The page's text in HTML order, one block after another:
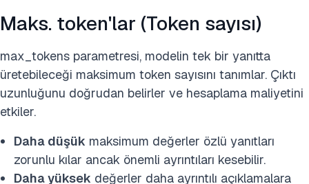
Maks. token'lar (Token sayısı)
max_tokens parametresi, modelin tek bir yanıtta
üretebileceği maksimum token sayısını tanımlar. Çıktı
uzunluğunu doğrudan belirler ve hesaplama maliyetini
etkiler.
Daha düşük maksimum değerler özlü yanıtları
zorunlu kılar ancak önemli ayrıntıları kesebilir.
Daha yüksek değerler daha ayrıntılı açıklamalara